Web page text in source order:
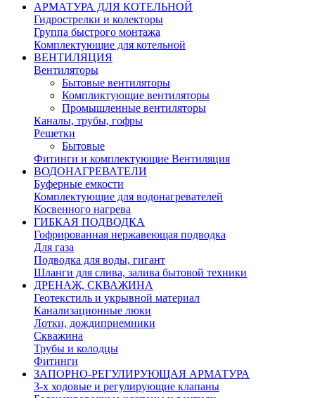
АРМАТУРА ДЛЯ КОТЕЛЬНОЙ
Гидрострелки и колекторы
Группа быстрого монтажа
Комплектующие для котельной
ВЕНТИЛЯЦИЯ
Вентиляторы
Бытовые вентиляторы
Компликтующие вентиляторы
Промышленные вентиляторы
Каналы, трубы, гофры
Решетки
Бытовые
Фитинги и комплектующие Вентиляция
ВОДОНАГРЕВАТЕЛИ
Буферные емкости
Комплектующие для водонагревателей
Косвенного нагрева
ГИБКАЯ ПОДВОДКА
Гофрированная нержавеющая подводка
Для газа
Подводка для воды, гигант
Шланги для слива, залива бытовой техники
ДРЕНАЖ, СКВАЖИНА
Геотекстиль и укрывной материал
Канализационные люки
Лотки, дождиприемники
Скважина
Трубы и колодцы
Фитинги
ЗАПОРНО-РЕГУЛИРУЮЩАЯ АРМАТУРА
3-х ходовые и регулирующие клапаны